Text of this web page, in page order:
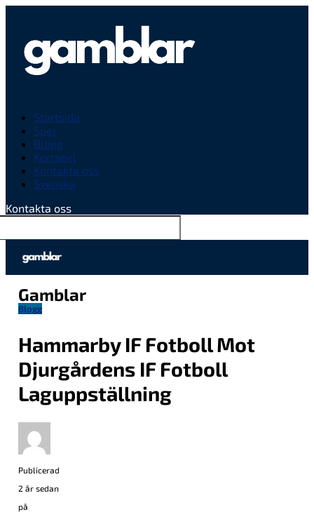
Startsida
Spel
Blogg
Kortspel
Kontakta oss
Svenska
Kontakta oss
Gamblar
Blogg
Hammarby IF Fotboll Mot
Djurgårdens IF Fotboll
Laguppställning
Publicerad
2 år sedan
på